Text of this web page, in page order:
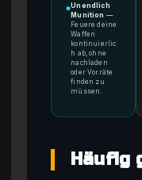
●Unendlich
Munition —
Feuere deine
Waffen
kontinuierlic
h ab, ohne
nachladen
oder Vorräte
finden zu
müssen.
Häufig